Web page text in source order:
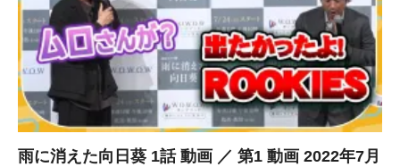
雨に消えた向日葵 1話 動画 ／ 第1 動画 2022年7月